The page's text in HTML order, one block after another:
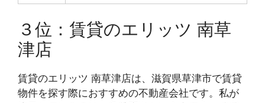
３位：賃貸のエリッツ 南草
津店
賃貸のエリッツ 南草津店は、滋賀県草津市で賃貸
物件を探す際におすすめの不動産会社です。私が